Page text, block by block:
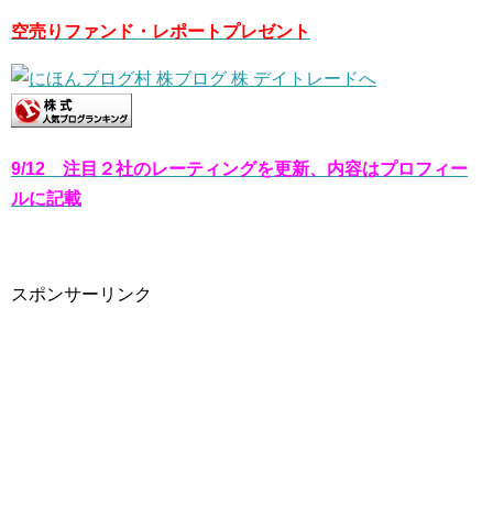
空売りファンド・レポートプレゼント
9/12 注目２社のレーティングを更新、内容はプロフィー
ルに記載
スポンサーリンク